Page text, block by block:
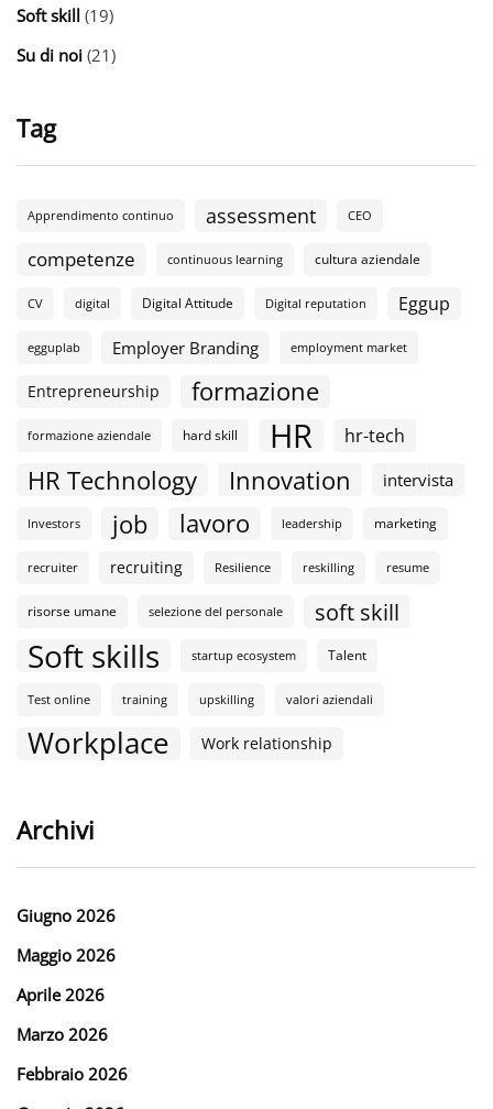
Soft skill (19)
Su di noi (21)
Tag
Apprendimento continuo assessment CEO
competenze continuous learning cultura aziendale
CV digital Digital Attitude Digital reputation Eggup
egguplab Employer Branding employment market
Entrepreneurship formazione
formazione aziendale hard skill HR hr-tech
HR Technology Innovation intervista
Investors job lavoro leadership marketing
recruiter recruiting Resilience reskilling resume
risorse umane selezione del personale soft skill
Soft skills startup ecosystem Talent
Test online training upskilling valori aziendali
Workplace Work relationship
Archivi
Giugno 2026
Maggio 2026
Aprile 2026
Marzo 2026
Febbraio 2026